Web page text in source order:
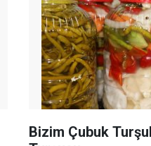
Bizim Çubuk